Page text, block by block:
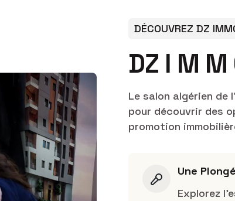
DÉCOUVREZ DZ
DZ I M M
Le salon algérien
pour découvrir des
promotion
Une
Explorez